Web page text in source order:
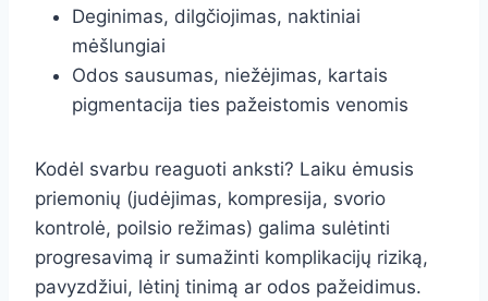
Deginimas, dilgčiojimas, naktiniai
mėšlungiai
Odos sausumas, niežėjimas, kartais
pigmentacija ties pažeistomis venomis
Kodėl svarbu reaguoti anksti? Laiku ėmusis
priemonių (judėjimas, kompresija, svorio
kontrolė, poilsio režimas) galima sulėtinti
progresavimą ir sumažinti komplikacijų riziką,
pavyzdžiui, lėtinį tinimą ar odos pažeidimus.